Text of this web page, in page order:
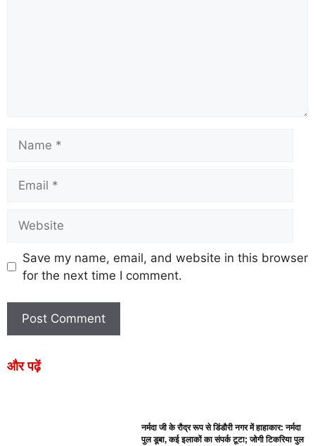
Save my name, email, and website in this browser
for the next time I comment.
और पढ़ें
नर्मदा जी के रौद्र रूप से डिंडौरी नगर में हाहाकार: नर्मदा
पुल डूबा, कई इलाकों का संपर्क टूटा; जोगी टिकरिया पुल